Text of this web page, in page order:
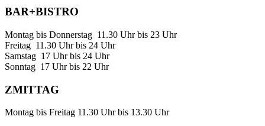
BAR+BISTRO
Montag bis Donnerstag 11.30 Uhr bis 23 Uhr
Freitag 11.30 Uhr bis 24 Uhr
Samstag 17 Uhr bis 24 Uhr
Sonntag 17 Uhr bis 22 Uhr
ZMITTAG
Montag bis Freitag 11.30 Uhr bis 13.30 Uhr